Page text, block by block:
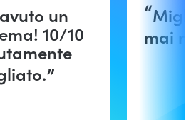
un
10/10
mai